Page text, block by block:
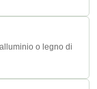
o legno di